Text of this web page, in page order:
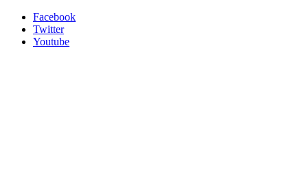
Facebook
Twitter
Youtube